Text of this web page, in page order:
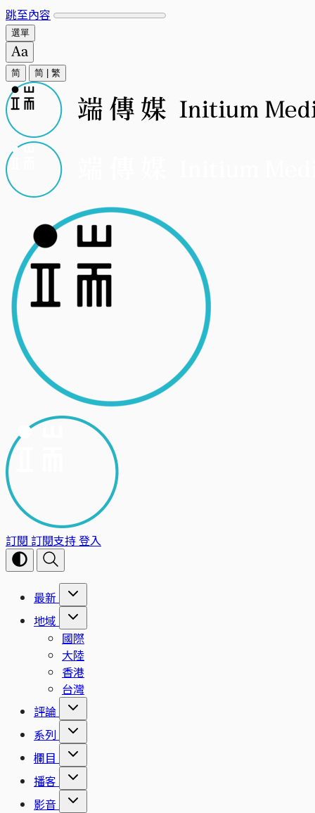
跳至內容
選單
简 简 繁
訂閱 訂閱支持登入
最新
地域
國際
大陸
香港
台灣
評論
系列
欄目
播客
影音